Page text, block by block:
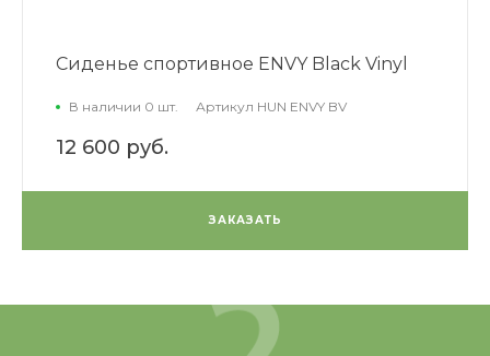
Сиденье спортивное ENVY Black Vinyl
В наличии 0 шт. Артикул HUN ENVY BV
12 600 руб.
ЗАКАЗАТЬ